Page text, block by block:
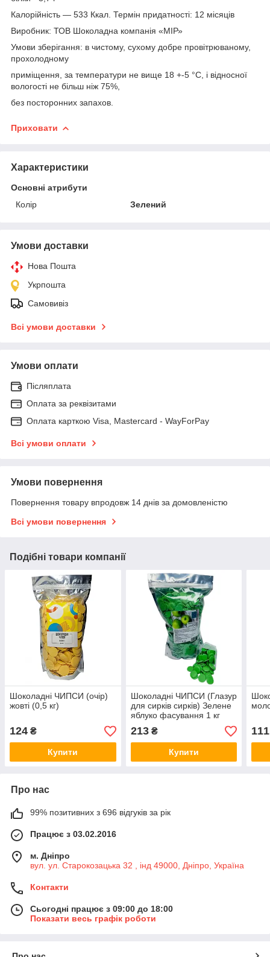
Калорійність — 533 Ккал. Термін придатності: 12 місяців
Виробник: ТОВ Шоколадна компанія «МІР»
Умови зберігання: в чистому, сухому добре провітрюваному,
прохолодному
приміщення, за температури не вище 18 +-5 °C, і відносної
вологості не більш ніж 75%,
без посторонних запахов.
Приховати
Характеристики
Основні атрибути
Колір
Зелений
Умови доставки
Нова Пошта
Укрпошта
Самовивіз
Всі умови доставки
Умови оплати
Післяплата
Оплата за реквізитами
Оплата карткою Visa, Mastercard - WayForPay
Всі умови оплати
Умови повернення
Повернення товару впродовж 14 днів за домовленістю
Всі умови повернення
Подібні товари компанії
Шоколадні ЧИПСИ (очір)
жовті (0,5 кг)
124 ₴
Купити
Шоколадні ЧИПСИ (Глазур
для сирків сирків) Зелене
яблуко фасування 1 кг
213₴
Купити
111
Про нас
99% позитивних з 696 відгуків за рік
Працює з 03.02.2016
м. Дніпро
вул. ул. Старокозацька 32 , інд 49000, Дніпро, Україна
Контакти
Сьогодні працює з 09:00 до 18:00
Показати весь графік роботи